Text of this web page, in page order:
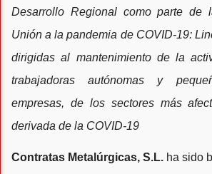
Desarrollo Regional como parte de
Unión a la pandemia de COVID-19:
dirigidas al mantenimiento de la
trabajadoras autónomas y
empresas, de los sectores más
derivada de la COVID-19
Contratas Metalúrgicas, S.L. ha sido